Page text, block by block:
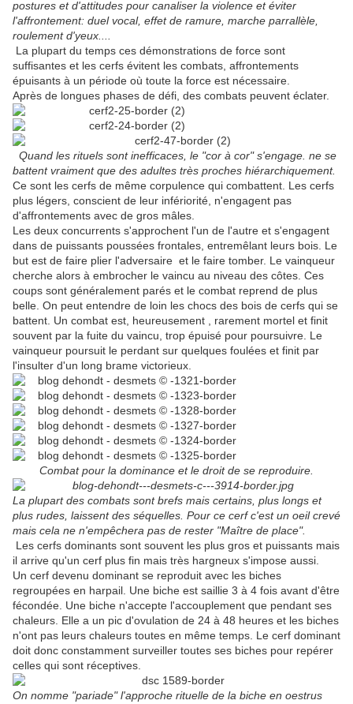
postures et d'attitudes pour canaliser la violence et éviter
l'affrontement: duel vocal, effet de ramure, marche parrallèle,
roulement d'yeux....
La plupart du temps ces démonstrations de force sont
suffisantes et les cerfs évitent les combats, affrontements
épuisants à un période où toute la force est nécessaire.
Après de longues phases de défi, des combats peuvent éclater.
Quand les rituels sont inefficaces, le "cor à cor" s'engage. ne se
battent vraiment que des adultes très proches hiérarchiquement.
Ce sont les cerfs de même corpulence qui combattent. Les cerfs
plus légers, conscient de leur infériorité, n'engagent pas
d'affrontements avec de gros mâles.
Les deux concurrents s'approchent l'un de l'autre et s'engagent
dans de puissants poussées frontales, entremêlant leurs bois. Le
but est de faire plier l'adversaire et le faire tomber. Le vainqueur
cherche alors à embrocher le vaincu au niveau des côtes. Ces
coups sont généralement parés et le combat reprend de plus
belle. On peut entendre de loin les chocs des bois de cerfs qui se
battent. Un combat est, heureusement , rarement mortel et finit
souvent par la fuite du vaincu, trop épuisé pour poursuivre. Le
vainqueur poursuit le perdant sur quelques foulées et finit par
l'insulter d'un long brame victorieux.
Combat pour la dominance et le droit de se reproduire.
La plupart des combats sont brefs mais certains, plus longs et
plus rudes, laissent des séquelles. Pour ce cerf c'est un oeil crevé
mais cela ne n'empêchera pas de rester "Maître de place".
Les cerfs dominants sont souvent les plus gros et puissants mais
il arrive qu'un cerf plus fin mais très hargneux s'impose aussi.
Un cerf devenu dominant se reproduit avec les biches
regroupées en harpail. Une biche est saillie 3 à 4 fois avant d'être
fécondée. Une biche n'accepte l'accouplement que pendant ses
chaleurs. Elle a un pic d'ovulation de 24 à 48 heures et les biches
n'ont pas leurs chaleurs toutes en même temps. Le cerf dominant
doit donc constamment surveiller toutes ses biches pour repérer
celles qui sont réceptives.
On nomme "pariade" l'approche rituelle de la biche en oestrus